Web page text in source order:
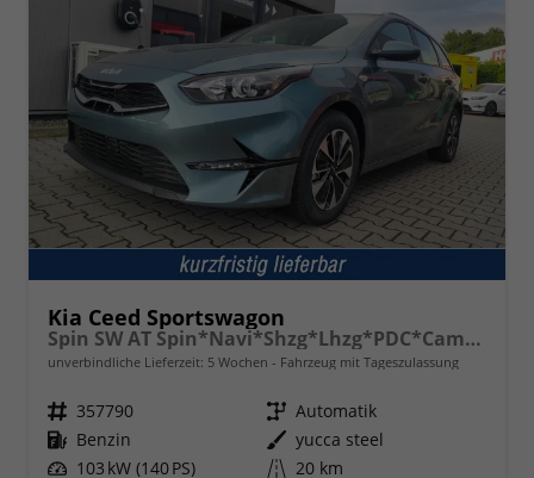
Kia Ceed Sportswagon
Spin SW AT Spin*Navi*Shzg*Lhzg*PDC*Cam*16Zoll
unverbindliche Lieferzeit: 5 Wochen Fahrzeug mit Tageszulassung
Fahrzeugnr. 357790 Getriebe Automatik
Kraftstoff Benzin Außenfarbe yucca steel
Leistung 103 kW (140 PS) Kilometerstand 20 km